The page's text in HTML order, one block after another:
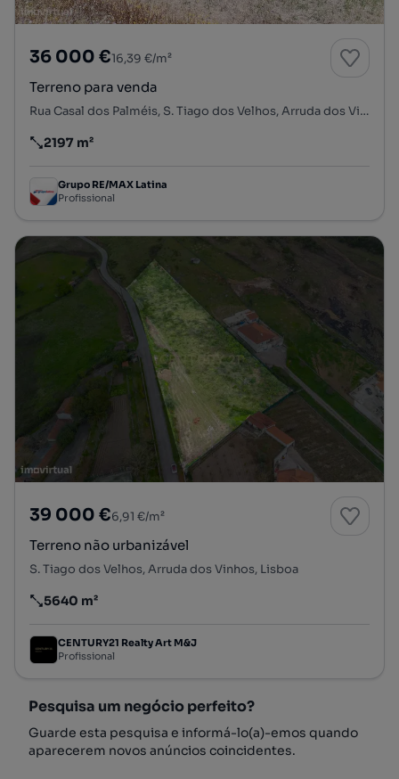
36 000 €16,39 €/m²
Terreno para venda
Rua Casal dos Palméis, S. Tiago dos Velhos, Arruda dos Vinhos, Lisboa
Preço por metro quadrado
2197 m²
Grupo RE/MAX Latina
Profissional
39 000 €6,91 €/m²
Terreno não urbanizável
S. Tiago dos Velhos, Arruda dos Vinhos, Lisboa
Preço por metro quadrado
5640 m²
CENTURY21 Realty Art M&J
Profissional
Pesquisa um negócio perfeito?
Guarde esta pesquisa e informá-lo(a)-emos quando
aparecerem novos anúncios coincidentes.